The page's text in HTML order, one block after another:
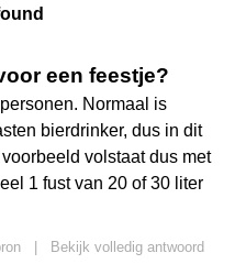
een feestje?
Normaal is
bierdrinker, dus in dit
volstaat dus met
1 fust van 20 of 30 liter
Bekijk volledig antwoord